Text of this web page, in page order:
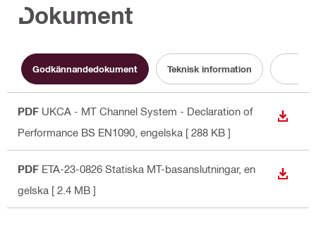
Dokument
Godkännandedokument Teknisk information
PDF UKCA - MT Channel System - Declaration of
Performance BS EN1090 , engelska [ 288 KB ]
LADDA
PDF ETA-23-0826 Statiska MT-basanslutningar, en
gelska [ 2.4 MB ]
LADDA